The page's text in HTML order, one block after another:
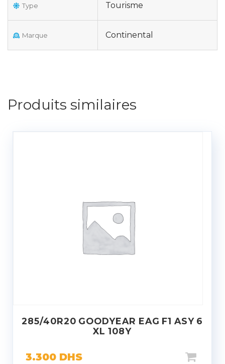
Type Tourisme
Marque Continental
Produits similaires
285/40R20 GOODYEAR EAG F1 ASY 6
XL 108Y
3.300 DHS